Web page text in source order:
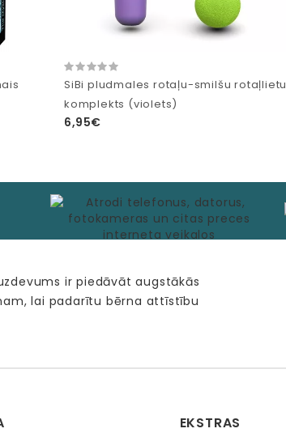
SiBi pludmales rotaļu-smilšu rotaļlietu
komplekts (violets)
6,95€
ir piedāvāt augstākās
lai padarītu bērna attīstību
EKSTRAS